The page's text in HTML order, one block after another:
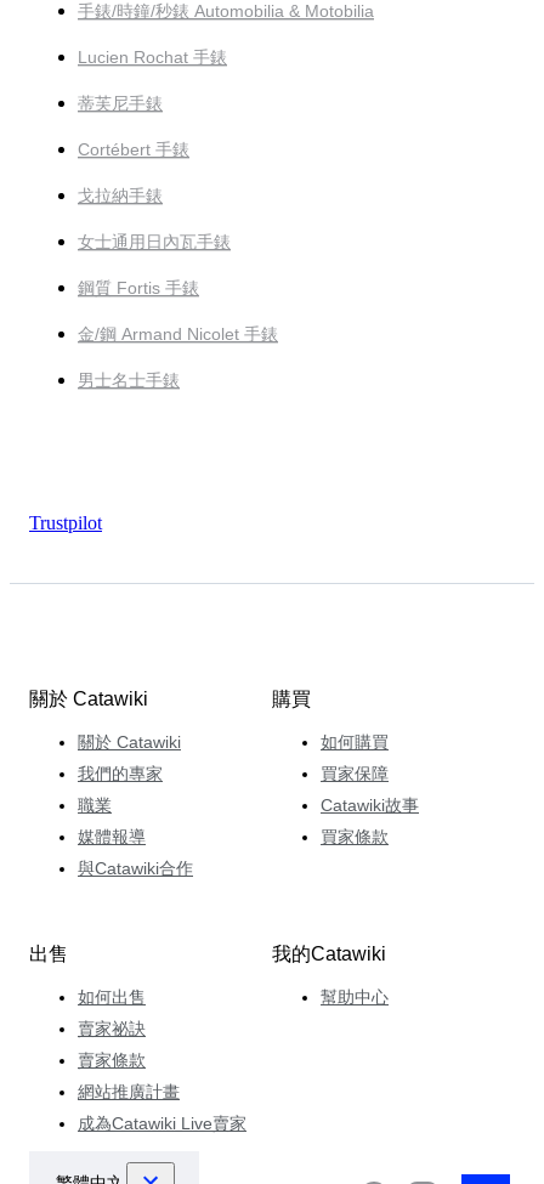
手錶/時鐘/秒錶 Automobilia & Motobilia
Lucien Rochat 手錶
蒂芙尼手錶
Cortébert 手錶
戈拉納手錶
女士通用日內瓦手錶
鋼質 Fortis 手錶
金/鋼 Armand Nicolet 手錶
男士名士手錶
Trustpilot
關於 Catawiki
關於 Catawiki
我們的專家
職業
媒體報導
與Catawiki合作
購買
如何購買
買家保障
Catawiki故事
買家條款
出售
如何出售
賣家祕訣
賣家條款
網站推廣計畫
成為Catawiki Live賣家
我的Catawiki
幫助中心